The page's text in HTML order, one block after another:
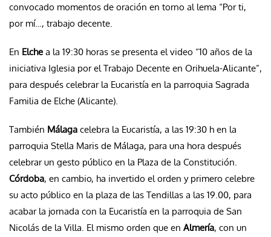
convocado momentos de oración en torno al lema “Por ti,
por mí…, trabajo decente.
En Elche a la 19:30 horas se presenta el video “10 años de la
iniciativa Iglesia por el Trabajo Decente en Orihuela-Alicante”,
para después celebrar la Eucaristía en la parroquia Sagrada
Familia de Elche (Alicante).
También Málaga celebra la Eucaristía, a las 19:30 h en la
parroquia Stella Maris de Málaga, para una hora después
celebrar un gesto público en la Plaza de la Constitución.
Córdoba, en cambio, ha invertido el orden y primero celebre
su acto público en la plaza de las Tendillas a las 19.00, para
acabar la jornada con la Eucaristía en la parroquia de San
Nicolás de la Villa. El mismo orden que en Almería, con un